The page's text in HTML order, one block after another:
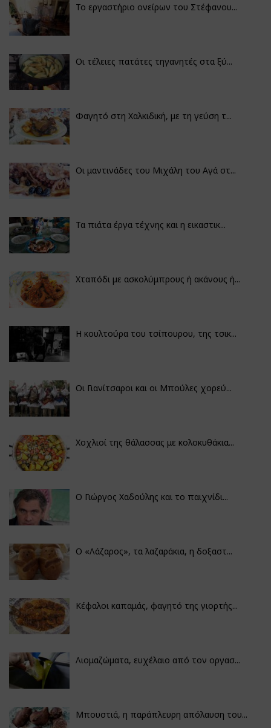
Το εργαστήριο ονείρων του Στέφανου...
Οι τέλειες πατάτες τηγανητές στα ξύ...
Φαγητό στη Χαλκιδική, με τη γεύση τ...
Οι μαντινάδες του Μιχάλη του Αγά στ...
Τα πιάτα έργα τέχνης και η εικαστικ...
Χταπόδι με ασκολύμπρους ή ακάνους ή...
Η κουλτούρα του τσίπουρου, της τσικ...
Οι Γιανίτσαροι και οι Μπούλες χορεύ...
Χοχλιοί της θάλασσας με κολοκυθάκια...
Ο Γιώργος Χαδούλης και το παιχνίδι...
Ο «Λάζαρος», τα λαζαράκια, η δοξαστ...
Κέφαλοι καπαμάς, φαγητό της γιορτής...
Λιομαζώματα, ευχέλαιο από τον οργασ...
Μπουστιά, η παράπλευρη απόλαυση του...